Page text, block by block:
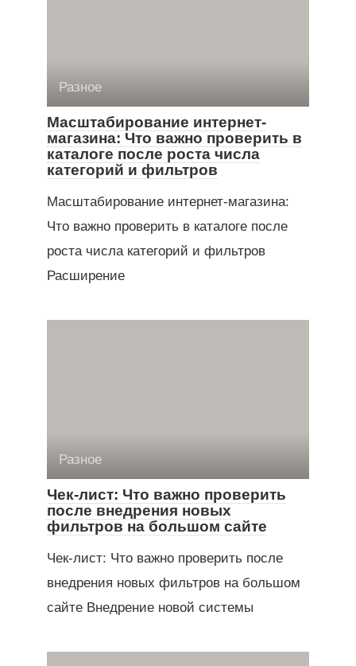
Разное
Масштабирование интернет-
магазина: Что важно проверить в
каталоге после роста числа
категорий и фильтров
Масштабирование интернет-магазина:
Что важно проверить в каталоге после
роста числа категорий и фильтров
Расширение
Разное
Чек-лист: Что важно проверить
после внедрения новых
фильтров на большом сайте
Чек-лист: Что важно проверить после
внедрения новых фильтров на большом
сайте Внедрение новой системы